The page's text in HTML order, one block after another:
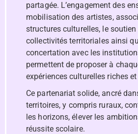
partagée. L’engagement des
mobilisation des artistes,
structures culturelles, le soutien
collectivités territoriales ainsi
concertation avec les
permettent de proposer à
expériences culturelles riches
Ce partenariat solide, ancré
territoires, y compris ruraux,
les horizons, élever les
réussite scolaire.